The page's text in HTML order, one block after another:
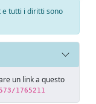
e tutti i diritti sono
un link a questo
1765211